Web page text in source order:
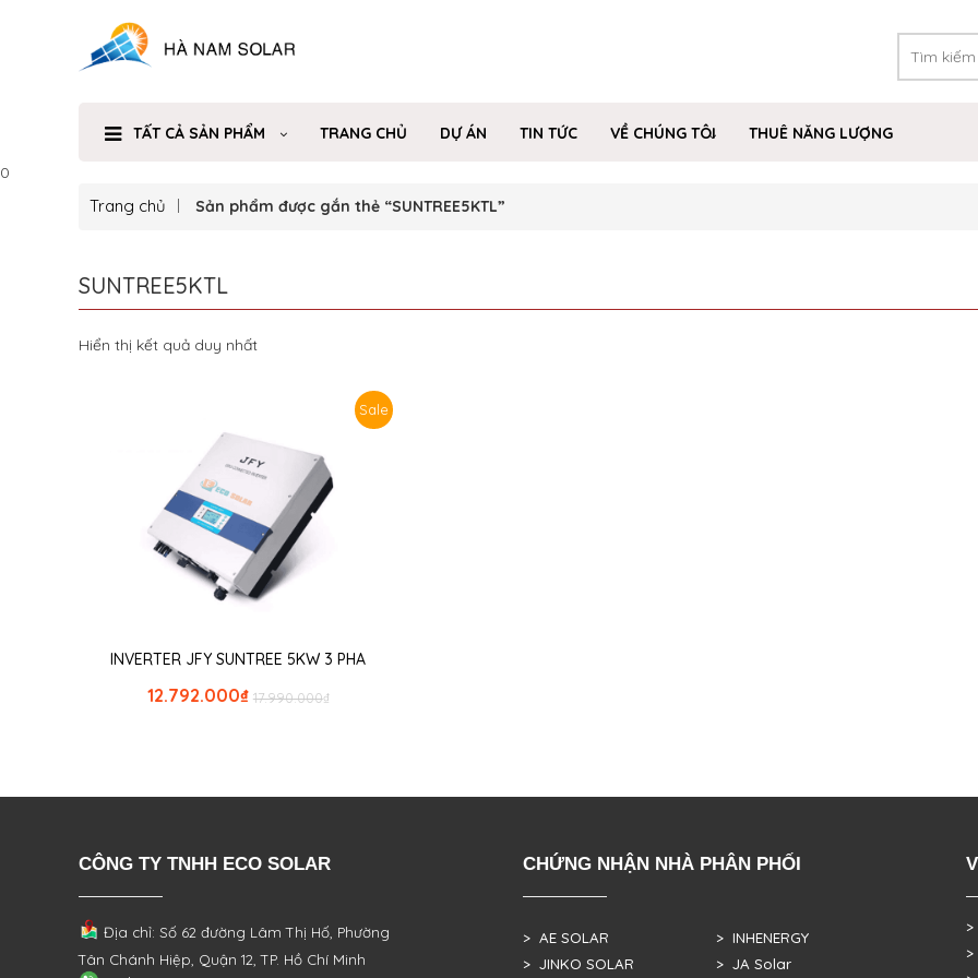
TẤT CẢ SẢN PHẨM TRANG CHỦ DỰ ÁN TIN TỨC VỀ CHÚNG TÔI
THUÊ NĂNG LƯỢNG
0
Trang chủ Sản phẩm được gắn thẻ “SUNTREE5KTL”
SUNTREE5KTL
Hiển thị kết quả duy nhất
Sale
INVERTER JFY SUNTREE 5KW 3 PHA
₫
17.990.000
₫
12.792.000
CÔNG TY TNHH ECO SOLAR
Địa chỉ: Số 62 đường Lâm Thị Hố, Phường
Tân Chánh Hiệp, Quận 12, TP. Hồ Chí Minh
CHỨNG NHẬN NHÀ PHÂN PHỐI
> AE SOLAR
> JINKO SOLAR
> INHENERGY
> JA Solar
>